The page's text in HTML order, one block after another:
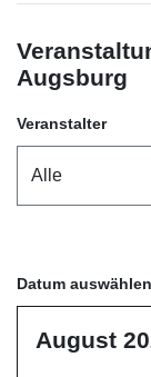
Augsburg
Veranstalter
Alle
Datum auswählen
August